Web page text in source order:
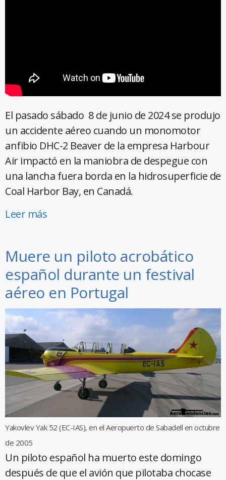
El pasado sábado 8 de junio de 2024 se produjo
un accidente aéreo cuando un monomotor
anfibio DHC-2 Beaver de la empresa Harbour
Air impactó en la maniobra de despegue con
una lancha fuera borda en la hidrosuperficie de
Coal Harbor Bay, en Canadá.
Leer más
Muere un piloto acrobático
español durante un festival
aéreo en Portugal
Yakovlev Yak 52 (EC-IAS), en el Aeropuerto de Sabadell en octubre
de 2005
Un piloto español ha muerto este domingo
después de que el avión que pilotaba chocase